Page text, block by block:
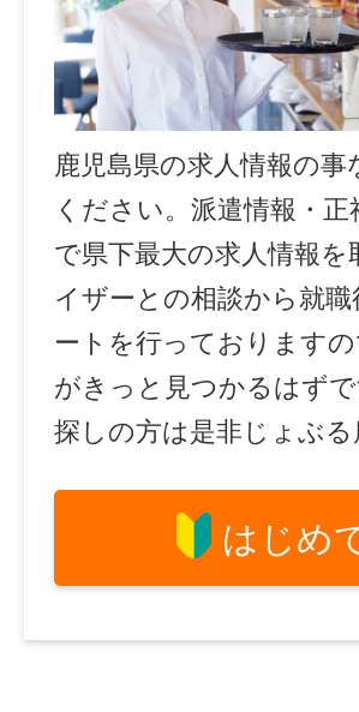
鹿児島県の求人情報の
ください。派遣情報・
で県下最大の求人情報
イザーとの相談から就
ートを行っております
がきっと見つかるはず
探しの方は是非じょぶ
はじめ